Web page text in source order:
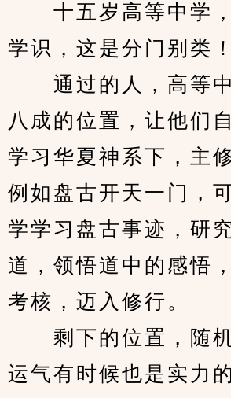
十五岁高等中学，
学识，这是分门别类！
通过的人，高等中
八成的位置，让他们
学习华夏神系下，主
例如盘古开天一门，
学学习盘古事迹，研
道，领悟道中的感悟
考核，迈入修行。
剩下的位置，随
运气有时候也是实力